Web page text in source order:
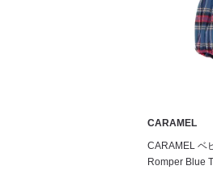
CARAMEL
CARAMEL ベ
Romper Blue